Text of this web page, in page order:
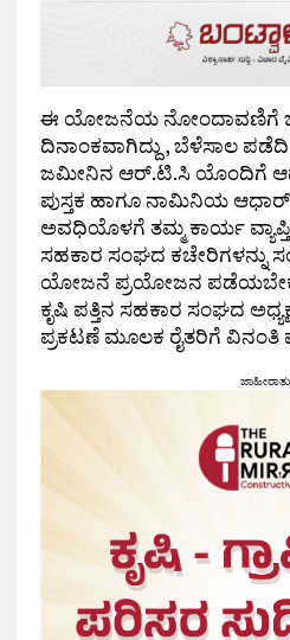
ಈ ಯೋಜನೆಯ ನೋಂದಾವಣಿಗೆ
ದಿನಾಂಕವಾಗಿದ್ದು , ಬೆಳೆಸಾಲ
ಜಮೀನಿನ ಆರ್.ಟಿ.ಸಿ ಯೊಂದಿಗೆ
ಪುಸ್ತಕ ಹಾಗೂ ನಾಮಿನಿಯ
ಅವಧಿಯೊಳಗೆ ತಮ್ಮ ಕಾರ್ಯ
ಸಹಕಾರ ಸಂಘದ ಕಚೇರಿಗಳನ್ನು
ಯೋಜನೆ ಪ್ರಯೋಜನ
ಕೃಷಿ ಪತ್ತಿನ ಸಹಕಾರ ಸಂಘದ
ಪ್ರಕಟಣೆ ಮೂಲಕ ರೈತರಿಗೆ ವಿನಂತಿ
ಜಾಹೀರಾತು